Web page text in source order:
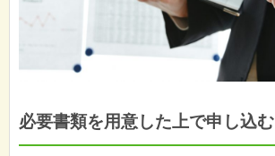
必要書類を用意した上で申し込む